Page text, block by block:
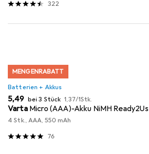
322
MENGENRABATT
Batterien + Akkus
EUR
5,49 bei 3 Stück EUR
1,37/1Stk.
Varta Micro (AAA)-Akku NiMH Ready2Us
4 Stk., AAA, 550 mAh
76